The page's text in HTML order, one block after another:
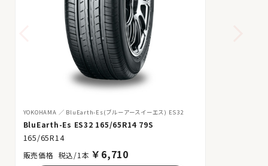
YOKOHAMA BluEarth-Es(ブルーアースイーエス) ES32
BluEarth-Es ES32 165/65R14 79S
165/65R14
税込/1本 ￥ 6,710